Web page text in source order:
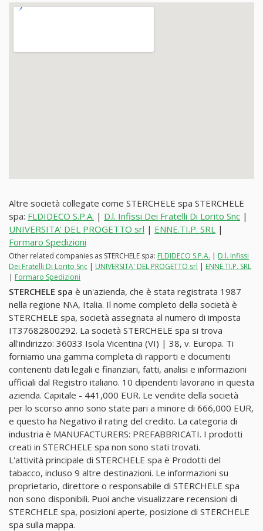
Altre società collegate come STERCHELE spa STERCHELE
spa: FLDIDECO S.P.A. | D.l. Infissi Dei Fratelli Di Lorito Snc |
UNIVERSITA' DEL PROGETTO srl | ENNE.TI.P. SRL |
Formaro Spedizioni
Other related companies as STERCHELE spa: FLDIDECO S.P.A. | D.l. Infissi
Dei Fratelli Di Lorito Snc | UNIVERSITA' DEL PROGETTO srl | ENNE.TI.P. SRL
| Formaro Spedizioni
STERCHELE spa è un'azienda, che è stata registrata 1987
nella regione N\A, Italia. Il nome completo della società è
STERCHELE spa, società assegnata al numero di imposta
IT37682800292. La società STERCHELE spa si trova
all'indirizzo: 36033 Isola Vicentina (VI) | 38, v. Europa. Ti
forniamo una gamma completa di rapporti e documenti
contenenti dati legali e finanziari, fatti, analisi e informazioni
ufficiali dal Registro italiano. 10 dipendenti lavorano in questa
azienda. Capitale - 441,000 EUR. Le vendite della società
per lo scorso anno sono state pari a minore di 666,000 EUR,
e questo ha Negativo il rating del credito. La categoria di
industria è MANUFACTURERS: PREFABBRICATI. I prodotti
creati in STERCHELE spa non sono stati trovati.
L'attività principale di STERCHELE spa è Prodotti del
tabacco, incluso 9 altre destinazioni. Le informazioni su
proprietario, direttore o responsabile di STERCHELE spa
non sono disponibili. Puoi anche visualizzare recensioni di
STERCHELE spa, posizioni aperte, posizione di STERCHELE
spa sulla mappa.